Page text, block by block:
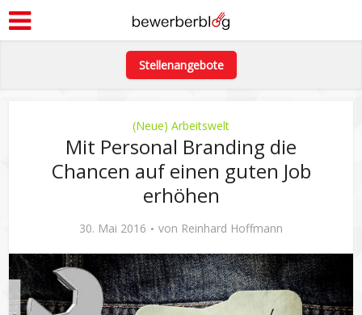
Stellenangebote
(Neue) Arbeitswelt
Mit Personal Branding die
Chancen auf einen guten Job
erhöhen
30. Mai 2016 von Reinhard Hoffmann